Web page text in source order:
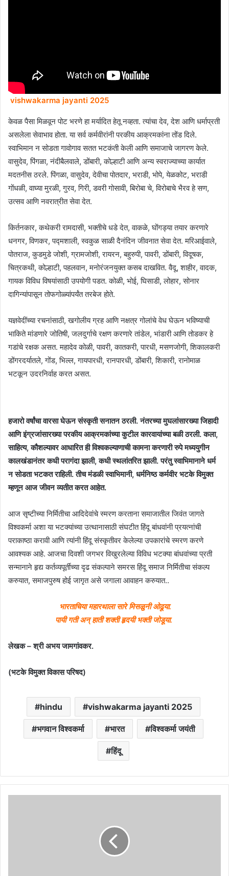
vishwakarma jayanti 2025
केवळ पैसा मिळवून पोट भरणे हा मर्यादित हेतू नव्हता. त्यांचा देव, देश आणि धर्माप्रती
असलेला सेवाभाव होता. या सर्व कर्मवीरांनी परकीय आक्रमकांना तोंड दिले.
स्वाभिमान न सोडता गावोगाव सतत भटकंती केली आणि समाजाचे जागरण केले.
वासुदेव, पिंगळा, नंदीबैलवाले, डोंबारी, कोल्हाटी आणि अन्य स्वराज्याच्या कार्यात
मदतनीस ठरले. पिंगळा, वासुदेव, देवीचा पोतदार, भराडी, भोपे, येळकोट, भराडी
गोंधळी, वाघ्या मुरळी, गुरव, गिरी, डवरी गोसावी, बिरोबा चे, विरोबाचे भैरव हे सण,
उत्सव आणि नवरात्रीत सेवा देत.
किर्तनकार, कथेकरी रामदासी, भक्तीचे धडे देत, वाकळे, घोंगड्या तयार करणारे
धनगर, विणकर, पद्मशाली, स्वकुळ साळी दैनंदिन जीवनात सेवा देत. मरिआईवाले,
पोतराज, कुडमुडे जोशी, ग्रामजोशी, रायरन, बहुरुपी, पावरी, डोंबारी, विदूषक,
चित्रकथी, कोल्हाटी, पहलवान, मनोरंजनयुक्त कसब दाखवित. वैदू, शाहीर, वादक,
गायक विविध विषयांसाठी उपयोगी पडत. कोळी, भोई, घिसाडी, लोहार, सोनार
दागिन्यांपासून तोफगोळ्यांपर्यंत तरबेज होते.
यज्ञवेदींच्या रचनांसाठी, खगोलीय ग्रह आणि नक्षत्र गोलांचे वेध घेऊन भविष्याची
भाकिते मांडणारे जोतिषी, जलदुर्गाचे रक्षण करणारे तांडेल, भांडारी आणि तोडकर हे
गडांचे रक्षक असत. महादेव कोळी, पावरी, कातकरी, पारधी, मसणजोगी, शिकालकरी
डोंगरदर्यातले, गोंड, भिल्ल, गायपारधी, रानपारधी, डोंबारी, शिकारी, रानोमाळ
भटकून उदरनिर्वाह करत असत.
हजारो वर्षांचा वारसा घेऊन संस्कृती सनातन ठरली. नंतरच्या मुघलांसारख्या जिहादी
आणि इंग्रजांसारख्या परकीय आक्रमकांच्या कुटील कारवायांच्या बळी ठरली. कला,
साहित्य, कौशल्यावर आधारित ही विश्वकल्याणाची कामना करणारी रुपे मध्ययुगीन
कालखंडानंतर कधी परागंदा झाली, कधी स्थलांतरित झाली. परंतु स्वाभिमानाने धर्म
न सोडता भटकत राहिली. तीच मंडळी स्वाभिमानी, धर्मनिष्ठ कर्मवीर भटके विमुक्त
म्हणून आज जीवन व्यतीत करत आहेत.
आज सृष्टीच्या निर्मितीचा आदिदेवांचे स्मरण करताना समाजातील जिवंत जागते
विश्वकर्मा अशा या भटक्यांच्या उत्थानासाठी संघटीत हिंदू बांधवांनी प्रयत्नांची
पराकाष्ठा करावी आणि त्यांनी हिंदू संस्कृतीवर केलेल्या उपकारांचे स्मरण करणे
आवश्यक आहे. आजचा दिवशी जगभर विखुरलेल्या विविध भटक्या बांधवांच्या प्रती
सन्मानाने हृद्य कर्तव्यपूर्तीच्या दृढ संकल्पाने समरस हिंदू समाज निर्मितीचा संकल्प
करुयात, समाजपुरुष होई जागृत असे जगाला आवाहन करुयात..
भारताचिया महारथाला सारे मिसळुनी ओढूया.
पायी गती अन् हाती शक्ती हृदयी भक्ती जोडूया.
लेखक – श्री अभय जामगांवकर.
(भटके विमुक्त विकास परिषद)
hindu vishwakarma jayanti 2025
भगवान विश्वकर्मा भारत विश्वकर्मा जयंती
हिंदू